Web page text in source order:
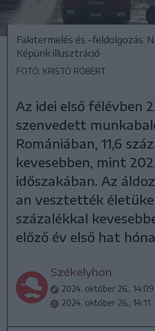
Fakitermelés és -feldolgozás.
Képünk illusztráció
FOTÓ: KRISTÓ RÓBERT
Az idei első félévben
szenvedett
Romániában, 11,6
kevesebben, mint
időszakában. Az
an vesztették
százalékkal
előző év első hat
Székelyhon
2024. október 26., 14:09
2024. október 26., 14:11